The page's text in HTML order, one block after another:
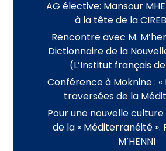
AG élective: Mansour
à la tête de la
Rencontre avec M.
Dictionnaire de la
(L’Institut français
Conférence à Moknine :
traversées de la
Pour une nouvelle
de la « Méditerranéité ».
M’HENNI